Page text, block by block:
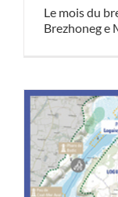
Le mois du
Brezhoneg e